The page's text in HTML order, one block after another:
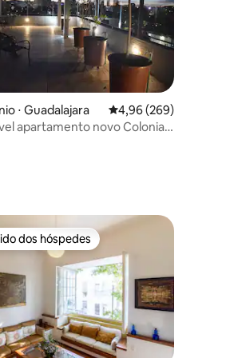
de 5, 288 avaliações
⋅ Guadalajara 4,96 de uma avaliação
4,96 (269)
apartamento novo Colonia
preferidos dos hóspedes
dos hóspedes